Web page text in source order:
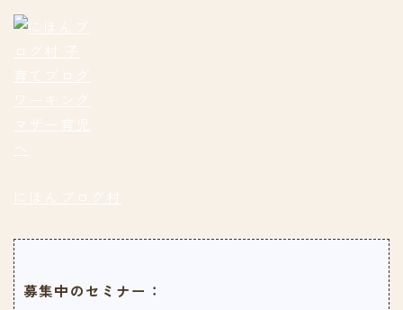
募集中のセミナー：